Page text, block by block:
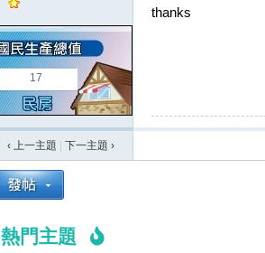
17
thanks
‹ 上一主題
下一主題 ›
熱門主題